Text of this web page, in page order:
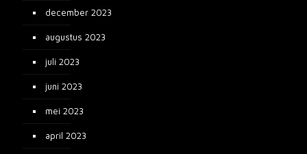
december 2023
augustus 2023
juli 2023
juni 2023
mei 2023
april 2023